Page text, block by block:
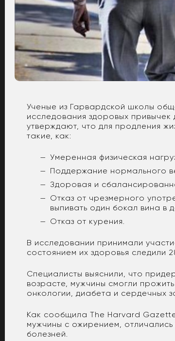
Ученые из Гарвардской школы
исследования здоровых
утверждают, что для продления
такие, как:
Умеренная физическая
Поддержание нормального
Здоровая и
Отказ от чрезмерного
выпивать один бокал вина в
Отказ от курения.
В исследовании принимали
состоянием их здоровья следили
Специалисты выяснили, что
возрасте, мужчины смогли
онкологии, диабета и сердечных
Как сообщила The Harvard
мужчины с ожирением,
болезней.